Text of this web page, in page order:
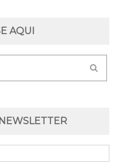
AQUI